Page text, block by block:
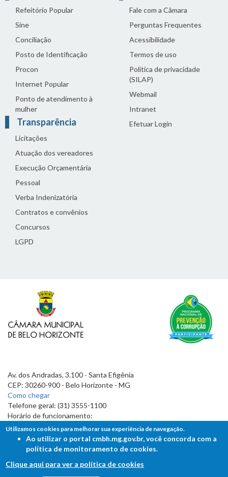
Refeitório Popular
Sine
Conciliação
Posto de Identificação
Procon
Internet Popular
Ponto de atendimento à
mulher
Transparência
Licitações
Atuação dos vereadores
Execução Orçamentária
Pessoal
Verba Indenizatória
Contratos e convênios
Concursos
LGPD
Fale com a Câmara
Perguntas Frequentes
Acessibilidade
Termos de uso
Política de privacidade
(SILAP)
Webmail
Intranet
Efetuar Login
Av. dos Andradas, 3.100 - Santa Efigênia
CEP: 30260-900 - Belo Horizonte - MG
Como chegar
Telefone geral: (31) 3555-1100
Horário de funcionamento:
7h às 19h
Utilizamos cookies para melhorar sua experiência de navegação.
Ao utilizar o portal cmbh.mg.gov.br, você concorda com a
política de monitoramento de cookies.
Clique aqui para ver a política de cookies